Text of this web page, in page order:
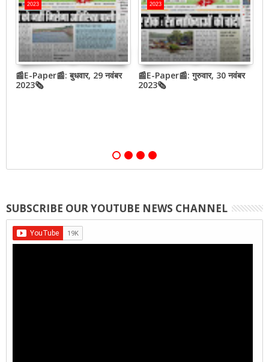
2023
📰E-Paper📰: बुधवार, 29 नवंबर
2023🗞
2023
📰E-Paper📰: गुरुवार, 30 नवंबर
2023🗞
SUBSCRIBE OUR YOUTUBE NEWS CHANNEL